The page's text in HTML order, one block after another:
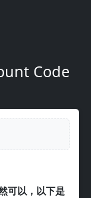
Code
可以，以下是